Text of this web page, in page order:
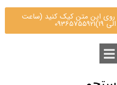
روی این متن کیک کنید (ساعت